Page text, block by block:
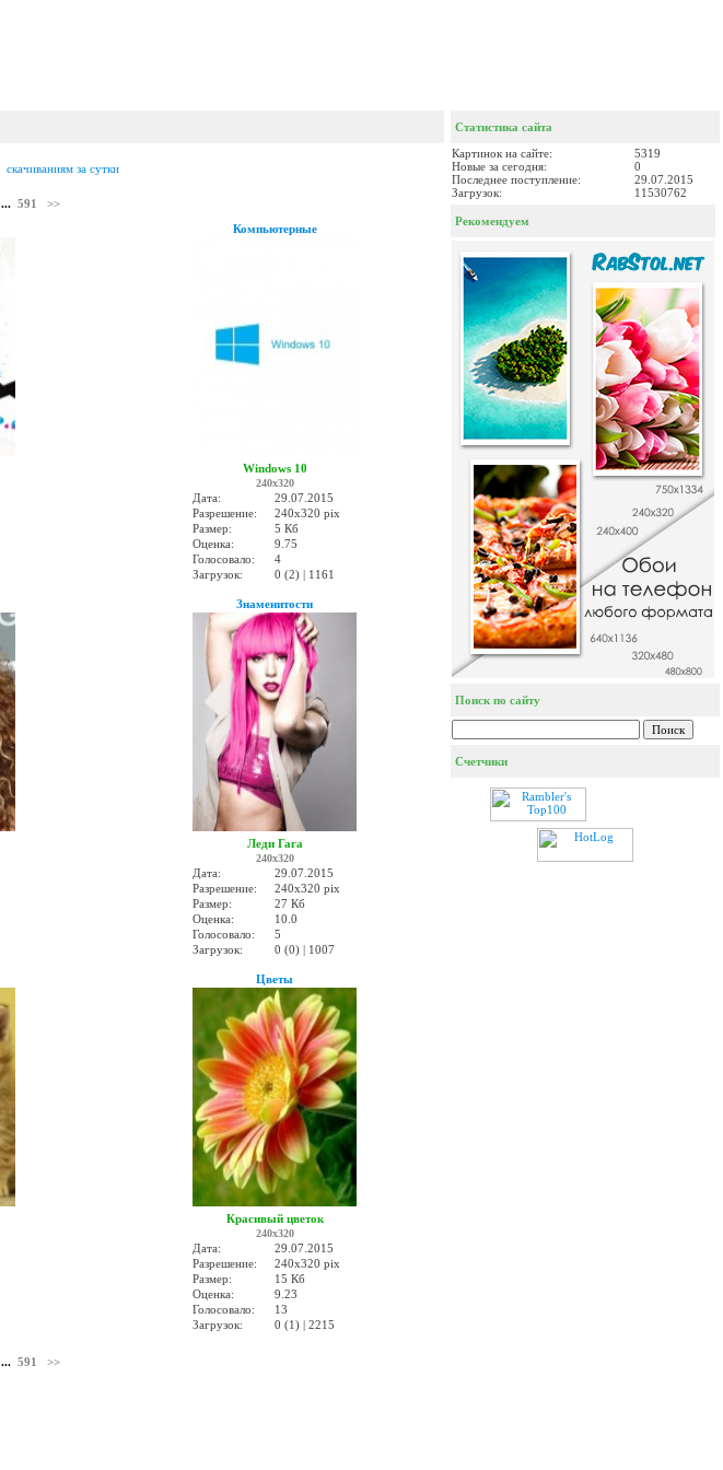
скачиваниям за сутки
... 591
>>
Компьютерные
Windows 10
240x320
Дата:
29.07.2015
Разрешение:
240x320 pix
Размер:
5 Кб
Оценка:
9.75
Голосовало:
4
Загрузок:
0 (2) | 1161
Знаменитости
Леди Гага
240x320
Дата:
29.07.2015
Разрешение:
240x320 pix
Размер:
27 Кб
Оценка:
10.0
Голосовало:
5
Загрузок:
0 (0) | 1007
Цветы
Красивый цветок
240x320
Дата:
29.07.2015
Разрешение:
240x320 pix
Размер:
15 Кб
Оценка:
9.23
Голосовало:
13
Загрузок:
0 (1) | 2215
... 591 >>
Статистика сайта
Картинок на сайте:
5319
Новые за сегодня:
0
Последнее поступление:
29.07.2015
Загрузок:
11530762
Рекомендуем
Поиск по сайту
Счетчики